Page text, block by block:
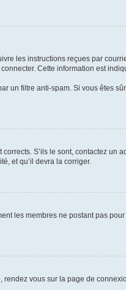
les instructions reçues par
Cette information est
un filtre anti-spam. Si vous êtes
S’ils le sont, contactez un
et qu’il devra la corriger.
les membres ne postant pas
rendez vous sur la page de